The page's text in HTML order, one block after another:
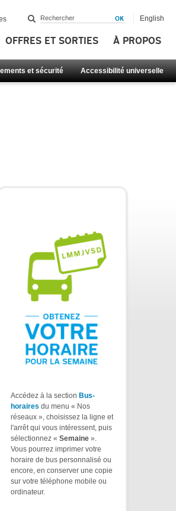
OFFRES ET SORTIES À PROPOS
et sécurité Accessibilité universelle
English
Accédez à la section Bus-
horaires du menu « Nos
réseaux », choisissez la ligne et
l'arrêt qui vous intéressent, puis
sélectionnez « Semaine ».
Vous pourrez imprimer votre
horaire de bus personnalisé ou
encore, en conserver une copie
sur votre téléphone mobile ou
ordinateur.